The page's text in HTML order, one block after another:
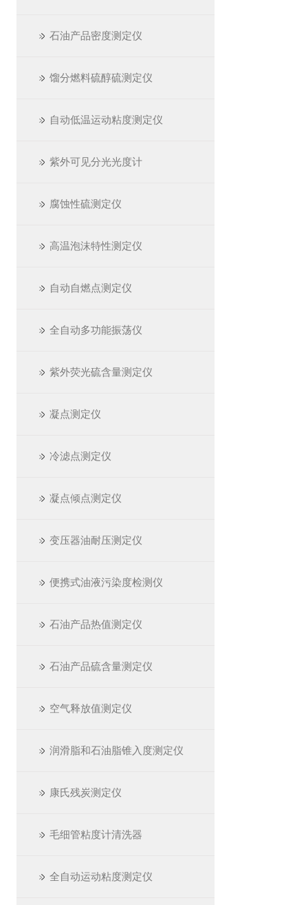
石油产品密度测定仪
馏分燃料硫醇硫测定仪
自动低温运动粘度测定仪
紫外可见分光光度计
腐蚀性硫测定仪
高温泡沫特性测定仪
自动自燃点测定仪
全自动多功能振荡仪
紫外荧光硫含量测定仪
凝点测定仪
冷滤点测定仪
凝点倾点测定仪
变压器油耐压测定仪
便携式油液污染度检测仪
石油产品热值测定仪
石油产品硫含量测定仪
空气释放值测定仪
润滑脂和石油脂锥入度测定仪
康氏残炭测定仪
毛细管粘度计清洗器
全自动运动粘度测定仪